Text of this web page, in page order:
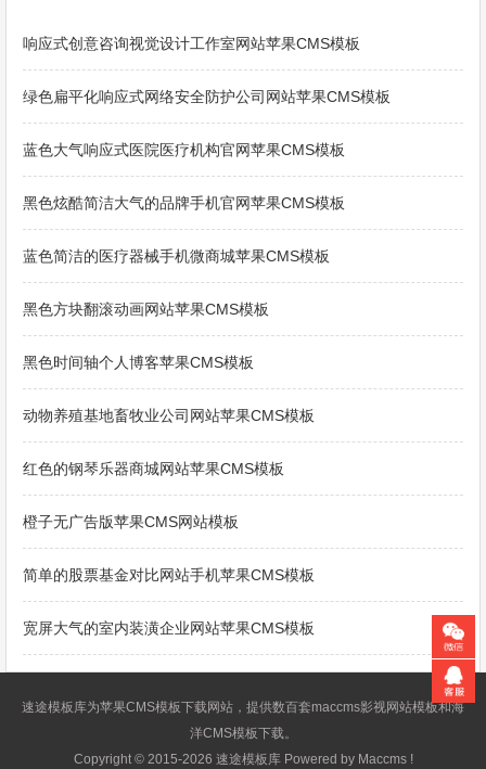
响应式创意咨询视觉设计工作室网站苹果CMS模板
绿色扁平化响应式网络安全防护公司网站苹果CMS模板
蓝色大气响应式医院医疗机构官网苹果CMS模板
黑色炫酷简洁大气的品牌手机官网苹果CMS模板
蓝色简洁的医疗器械手机微商城苹果CMS模板
黑色方块翻滚动画网站苹果CMS模板
黑色时间轴个人博客苹果CMS模板
动物养殖基地畜牧业公司网站苹果CMS模板
红色的钢琴乐器商城网站苹果CMS模板
橙子无广告版苹果CMS网站模板
简单的股票基金对比网站手机苹果CMS模板
宽屏大气的室内装潢企业网站苹果CMS模板
速途模板库为苹果CMS模板下载网站，提供数百套maccms影视网站模板和海
洋CMS模板下载。
Copyright © 2015-2026 速途模板库 Powered by Maccms !